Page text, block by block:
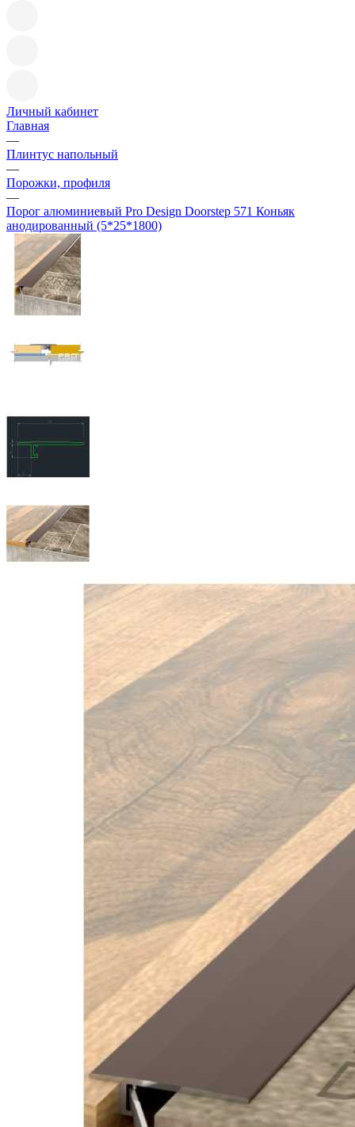
Личный кабинет
Главная
—
Плинтус напольный
—
Порожки, профиля
—
Порог алюминиевый Pro Design Doorstep 571 Коньяк
анодированный (5*25*1800)